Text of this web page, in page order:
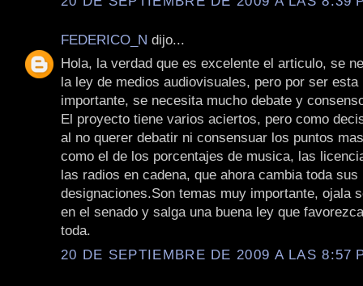
FEDERICO_N dijo...
Hola, la verdad que es excelente el articulo, se
la ley de medios audiovisuales, pero por ser esta
importante, se necesita mucho debate y
El proyecto tiene varios aciertos, pero como
al no querer debatir ni consensuar los puntos
como el de los porcentajes de musica, las
las radios en cadena, que ahora cambia toda sus
designaciones.Son temas muy importante, ojala
en el senado y salga una buena ley que
toda.
20 DE SEPTIEMBRE DE 2009 A LAS 8:57